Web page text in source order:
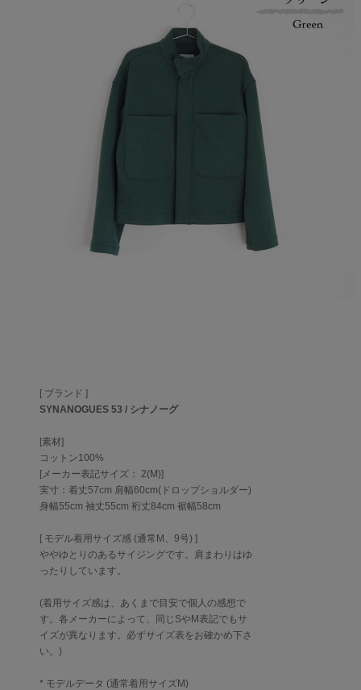
[ ブランド ]
SYNANOGUES 53 / シナノーグ
[素材]
コットン100%
[メーカー表記サイズ： 2(M)]
実寸：着丈57cm 肩幅60cm(ドロップショルダー)
身幅55cm 袖丈55cm 裄丈84cm 裾幅58cm
[ モデル着用サイズ感 (通常M、9号) ]
ややゆとりのあるサイジングです。肩まわりはゆ
ったりしています。
(着用サイズ感は、あくまで目安で個人の感想で
す。各メーカーによって、同じSやM表記でもサ
イズが異なります。必ずサイズ表をお確かめ下さ
い。)
* モデルデータ (通常着用サイズM)